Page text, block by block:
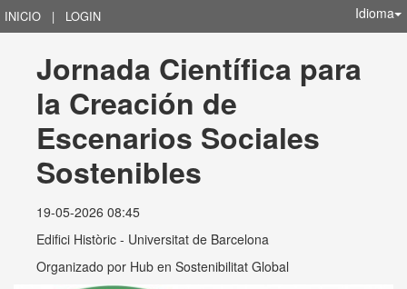
INICIO | LOGIN Idioma
Jornada Científica para
la Creación de
Escenarios Sociales
Sostenibles
19-05-2026 08:45
Edifici Històric - Universitat de Barcelona
Organizado por Hub en Sostenibilitat Global